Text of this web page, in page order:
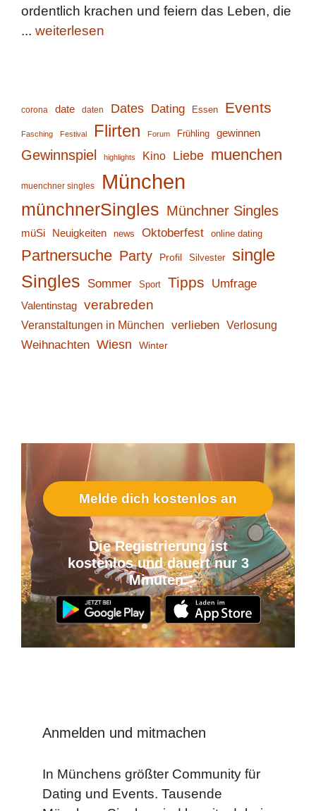
ordentlich krachen und feiern das Leben, die
... weiterlesen
corona date daten Dates Dating Essen Events
Fasching Festival Flirten Forum Frühling gewinnen
Gewinnspiel highlights Kino Liebe muenchen
muenchner singles München
münchnerSingles Münchner Singles
müSi Neuigkeiten news Oktoberfest online dating
Partnersuche Party Profil Silvester single
Singles Sommer Sport Tipps Umfrage
Valentinstag verabreden
Veranstaltungen in München verlieben Verlosung
Weihnachten Wiesn Winter
Melde dich kostenlos an
Die Registrierung ist
kostenlos und dauert nur 3
Minuten.
Anmelden und mitmachen
In Münchens größter Community für
Dating und Events. Tausende